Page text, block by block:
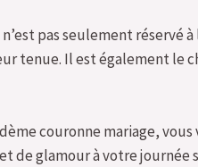
pas seulement
tenue. Il est également le
couronne mariage,
de glamour à votre